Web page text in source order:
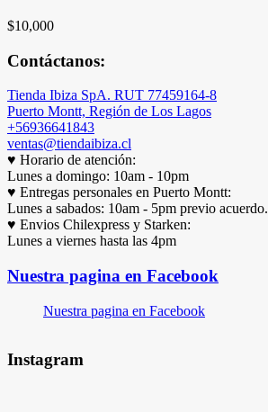
$10,000
Contáctanos:
Tienda Ibiza SpA. RUT 77459164-8
Puerto Montt, Región de Los Lagos
+56936641843
ventas@tiendaibiza.cl
♥ Horario de atención:
Lunes a domingo: 10am - 10pm
♥ Entregas personales en Puerto Montt:
Lunes a sabados: 10am - 5pm previo acuerdo.
♥ Envios Chilexpress y Starken:
Lunes a viernes hasta las 4pm
Nuestra pagina en Facebook
Nuestra pagina en Facebook
Instagram